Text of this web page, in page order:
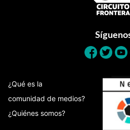
¿Qué es la
comunidad de medios?
¿Quiénes somos?